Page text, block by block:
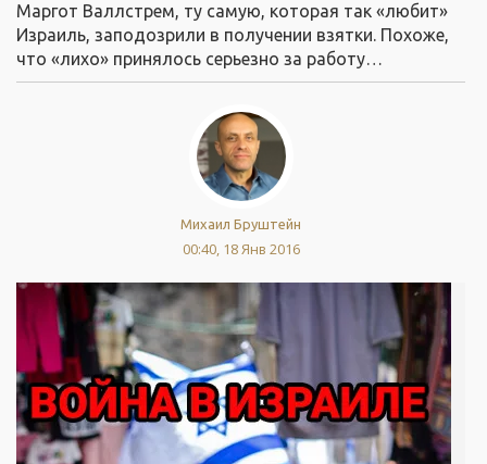
Маргот Валлстрем, ту самую, которая так «любит»
Израиль, заподозрили в получении взятки. Похоже,
что «лихо» принялось серьезно за работу…
Михаил Бруштейн
00:40, 18 Янв 2016